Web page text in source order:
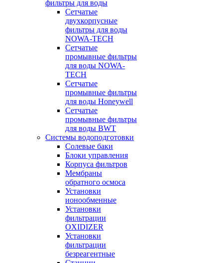
фильтры для воды
Сетчатые
двухкорпусные
фильтры для воды
NOWA-TECH
Сетчатые
промывные фильтры
для воды NOWA-
TECH
Сетчатые
промывные фильтры
для воды Honeywell
Сетчатые
промывные фильтры
для воды BWT
Системы водоподготовки
Солевые баки
Блоки управления
Корпуса фильтров
Мембраны
обратного осмоса
Установки
ионообменные
Установки
фильтрации
OXIDIZER
Установки
фильтрации
безреагентные